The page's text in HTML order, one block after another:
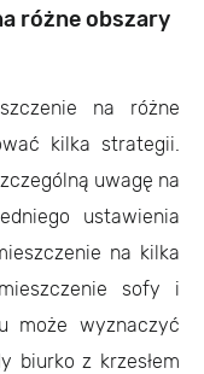
różne obszary
na różne
kilka strategii.
uwagę na
ustawienia
na kilka
sofy i
może wyznaczyć
biurko z krzesłem